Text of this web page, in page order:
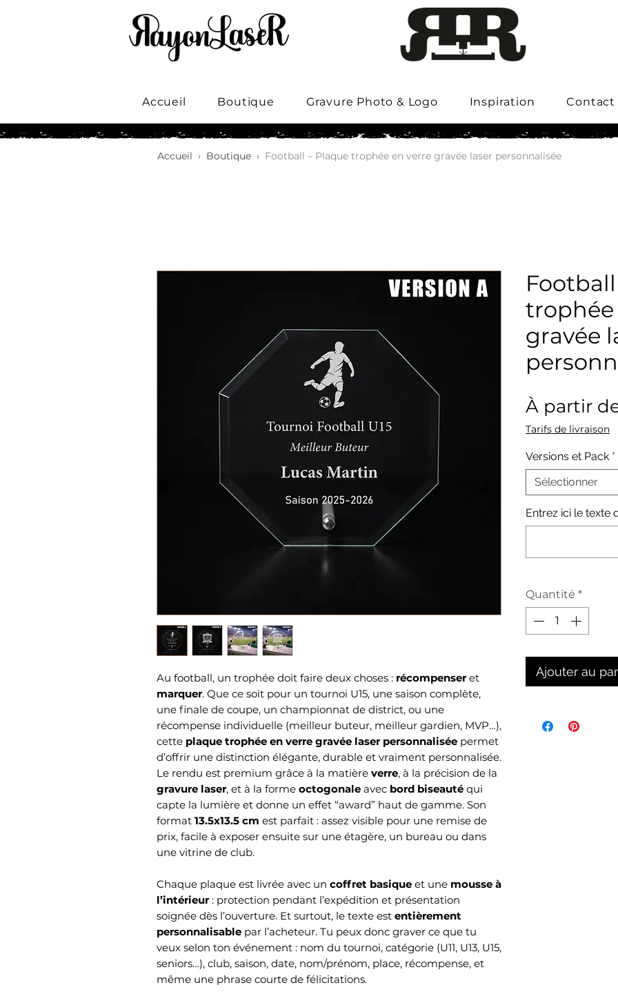
Accueil Boutique Gravure Photo & Logo Inspiration Contact
Accueil › Boutique › Football – Plaque trophée en verre gravée laser personnalisée
Au football, un trophée doit faire deux choses : récompenseret
marquer. Que ce soit pour un tournoi U15, une saison complète,
une finale de coupe, un championnat de district, ou une
récompense individuelle (meilleur buteur, meilleur gardien, MVP…),
cette plaque trophée en verre gravée laser personnalisée permet
d’offrir une distinction élégante, durable et vraiment personnalisée.
Le rendu est premium grâce à la matière verre, à la précision de la
gravure laser, et à la forme octogonale avec bord biseauté qui
capte la lumière et donne un effet “award” haut de gamme. Son
format 13.5x13.5 cm est parfait : assez visible pour une remise de
prix, facile à exposer ensuite sur une étagère, un bureau ou dans
une vitrine de club.
Chaque plaque est livrée avec un coffret basique et une mousse à
l’intérieur: protection pendant l’expédition et présentation
soignée dès l’ouverture. Et surtout, le texte est entièrement
personnalisable par l’acheteur. Tu peux donc graver ce que tu
veux selon ton événement : nom du tournoi, catégorie (U11, U13, U15,
seniors…), club, saison, date, nom/prénom, place, récompense, et
même une phrase courte de félicitations.
trophée
gravée
À partir
Tarifs de livraison
Versions et Pack *
Sélectionner
Entrez ici le texte
Quantité *
Ajouter au